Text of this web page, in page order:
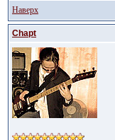
Наверх
Chapt